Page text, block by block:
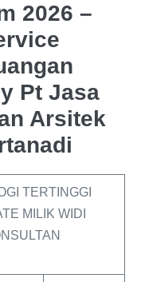
2026 –
Pt Jasa
Arsitek
TERTINGGI
MILIK WIDI